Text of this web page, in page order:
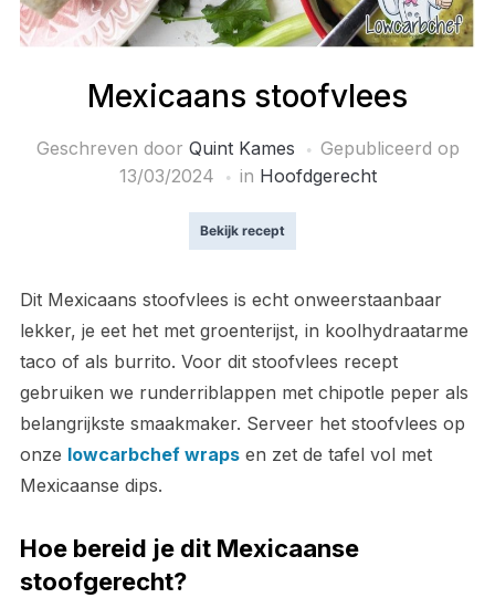
Mexicaans stoofvlees
Geschreven door Quint Kames
Gepubliceerd op
13/03/2024
in Hoofdgerecht
Bekijk recept
Dit Mexicaans stoofvlees is echt onweerstaanbaar
lekker, je eet het met groenterijst, in koolhydraatarme
taco of als burrito. Voor dit stoofvlees recept
gebruiken we runderriblappen met chipotle peper als
belangrijkste smaakmaker. Serveer het stoofvlees op
onze lowcarbchef wrapsen zet de tafel vol met
Mexicaanse dips.
Hoe bereid je dit Mexicaanse
stoofgerecht?